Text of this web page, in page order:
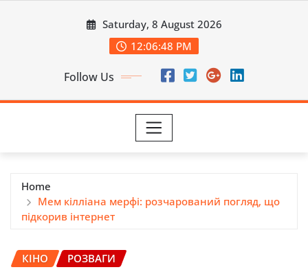
Saturday, 8 August 2026
12:06:50 PM
Follow Us
Home
Мем кілліана мерфі: розчарований погляд, що
підкорив інтернет
КІНО РОЗВАГИ